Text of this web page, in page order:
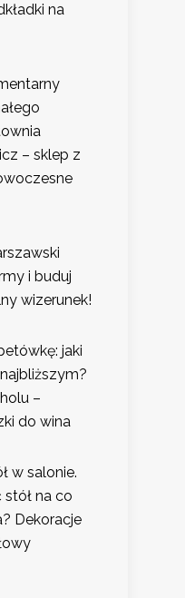
na
– sklep z
i buduj
wizerunek!
jaki
–
do wina
w salonie.
na co
Dekoracje